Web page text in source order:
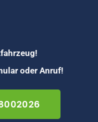
oder Anruf!